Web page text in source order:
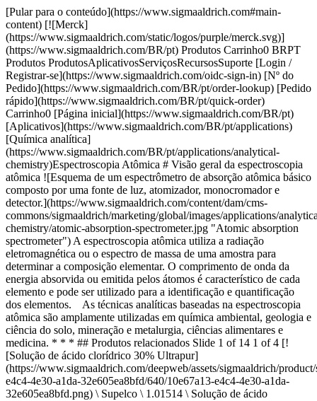
[Pular para o conteúdo](https://www.sigmaaldrich.com#main-content) [![Merck](https://www.sigmaaldrich.com/static/logos/purple/merck.svg)](https://www.sigmaaldrich.com/BR/pt) Produtos Carrinho0 BRPT Produtos ProdutosAplicativosServiçosRecursosSuporte [Login / Registrar-se](https://www.sigmaaldrich.com/oidc-sign-in) [Nº do Pedido](https://www.sigmaaldrich.com/BR/pt/order-lookup) [Pedido rápido](https://www.sigmaaldrich.com/BR/pt/quick-order) Carrinho0 [Página inicial](https://www.sigmaaldrich.com/BR/pt)[Aplicativos](https://www.sigmaaldrich.com/BR/pt/applications)[Química analítica](https://www.sigmaaldrich.com/BR/pt/applications/analytical-chemistry)Espectroscopia Atômica # Visão geral da espectroscopia atômica ![Esquema de um espectrômetro de absorção atômica básico composto por uma fonte de luz, atomizador, monocromador e detector.](https://www.sigmaaldrich.com/content/dam/cms-commons/sigmaaldrich/marketing/global/images/applications/analytical-chemistry/atomic-absorption-spectrometer.jpg "Atomic absorption spectrometer") A espectroscopia atômica utiliza a radiação eletromagnética ou o espectro de massa de uma amostra para determinar a composição elementar. O comprimento de onda da energia absorvida ou emitida pelos átomos é característico de cada elemento e pode ser utilizado para a identificação e quantificação dos elementos. As técnicas analíticas baseadas na espectroscopia atômica são amplamente utilizadas em química ambiental, geologia e ciência do solo, mineração e metalurgia, ciências alimentares e medicina. * * * ## Produtos relacionados Slide 1 of 14 1 of 4 [![Solução de ácido clorídrico 30% Ultrapur](https://www.sigmaaldrich.com/deepweb/assets/sigmaaldrich/product/structures/546/395/10e67a13-e4c4-4e30-a1da-32e605ea8bfd/640/10e67a13-e4c4-4e30-a1da-32e605ea8bfd.png) \ Supelco \ 1.01514 \ Solução de ácido clorídrico](https://www.sigmaaldrich.com/BR/pt/product/mm/101514) Visualização rápida [![Solução de ácido clorídrico 30% Suprapur®](https://www.sigmaaldrich.com/deepweb/assets/sigmaaldrich/product/structures/546/395/10e67a13-e4c4-4e30-a1da-32e605ea8bfd/640/10e67a13-e4c4-4e30-a1da-32e605ea8bfd.png) \ Supelco \ 1.00318 \ Solução de ácido clorídrico](https://www.sigmaaldrich.com/BR/pt/product/mm/100318) Visualização rápida [![Spectromelt® A 10 for X-ray fluorescence analysis, (di-lithium tetraborate)](https://www.sigmaaldrich.com/deepweb/assets/sigmaaldrich/product/images/320/735/6904be03-2dcc-4b51-ac2e-21fe2779d362/640/6904be03-2dcc-4b51-ac2e-21fe2779d362.jpg) \ Supelco \ 1.10783 \ Spectromelt® A 10](https://www.sigmaaldrich.com/BR/pt/product/mm/110783) Visualização rápida [![Spectromelt® C 10 for X-ray fluorescence analysis](https://www.sigmaaldrich.com/deepweb/assets/sigmaaldrich/product/images/241/150/a8d4cc4b-8336-4729-a4fc-c2595d7b6a9c/640/a8d4cc4b-8336-4729-a4fc-c2595d7b6a9c.jpg) \ Supelco \ 1.13990 \ Spectromelt® C 10](https://www.sigmaaldrich.com/BR/pt/product/mm/113990) Visualização rápida [![Spectromelt® C 15 MP](https://www.sigmaaldrich.com/deepweb/assets/sigmaaldrich/product/images/568/780/b489f28d-d7e3-49a9-bb85-cd8490276ce6/640/b489f28d-d7e3-49a9-bb85-cd8490276ce6.jpg) \ Supelco \ 1.17074 \ Spectromelt® C 15 MP](https://www.sigmaaldrich.com/BR/pt/product/mm/117074) Visualização rápida [![Cobalt ICP standard traceable to SRM from NIST Co(NO3)2 in HNO3 2-3% 1000 mg/l Co Certipur®](https://www.sigmaaldrich.com/deepweb/assets/sigmaaldrich/product/images/139/747/b0536d9e-779e-4299-93eb-bcb3ed005ae0/640/b0536d9e-779e-4299-93eb-bcb3ed005ae0.jpg) \ Supelco \ 1.70313 \ Cobalt ICP standard](https://www.sigmaaldrich.com/BR/pt/product/mm/170313) Visualização rápida [![Gold ICP standard traceable to SRM from NIST H(AuCl4) in HCl 7% 1000 mg/l Au Certipur®](https://www.sigmaaldrich.com/deepweb/assets/sigmaaldrich/product/images/326/970/62933cbe-b322-48ca-9e62-1b2936f7f60b/640/62933cbe-b322-48ca-9e62-1b2936f7f60b.jpg) \ Supelco \ 1.70321 \ Gold ICP standard](https://www.sigmaaldrich.com/BR/pt/product/mm/170321) Visualização rápida [![Solução padrão multi-elementos IV para ICP (23 elements in diluted nitric acid) 1000 mg/l: Ag, Al, B, Ba, Bi, Ca, Cd, Co, Cr, Cu, Fe, Ga, In, K, Li, Mg, Mn, Na, Ni, Pb, Sr, Tl, Zn Certipur®](https://www.sigmaaldrich.com/deepweb/assets/sigmaaldrich/product/images/199/164/3175bd47-0e39-467c-b850-bfc81dd332b0/640/3175bd47-0e39-467c-b850-bfc81dd332b0.jpg) \ Supelco \ 1.11355 \ Solução padrão multi-elementos IV para ICP](https://www.sigmaaldrich.com/BR/pt/product/mm/111355) Visualização rápida [![Ácido nítrico a 65% Suprapur®](https://www.sigmaaldrich.com/deepweb/assets/sigmaaldrich/product/structures/200/904/4b93f8df-ba36-47d1-9ab2-8dcf3e4d1ecb/640/4b93f8df-ba36-47d1-9ab2-8dcf3e4d1ecb.png) \ Supelco \ 1.00441 \ Ácido nítrico a 65%](https://www.sigmaaldrich.com/BR/pt/product/mm/100441) Visualização rápida [![Ácido nítrico a 60% Ultrapur](https://www.sigmaaldrich.com/deepweb/assets/sigmaaldrich/product/structures/200/904/4b93f8df-ba36-47d1-9ab2-8dcf3e4d1ecb/640/4b93f8df-ba36-47d1-9ab2-8dcf3e4d1ecb.png) \ Supelco \ 1.01518 \ Ácido nítrico a 60%](https://www.sigmaaldrich.com/BR/pt/product/mm/101518) Visualização rápida [![Peróxido de hidrogênio 30% Suprapur®](https://www.sigmaaldrich.com/deepweb/assets/sigmaaldrich/product/structures/265/851/c3680381-a60f-4424-82fd-6b1681321cb0/640/c3680381-a60f-4424-82fd-6b1681321cb0.png) \ Supelco \ 1.07298 \ Peróxido de hidrogênio 30%](https://www.sigmaaldrich.com/BR/pt/product/mm/107298) Visualização rápida [![Spectromelt® A 100 di-lithiumtetraborate, for X-ray fluorescence analysis](https://www.sigmaaldrich.com/deepweb/assets/sigmaaldrich/product/images/320/735/6904be03-2dcc-4b51-ac2e-21fe2779d362/640/6904be03-2dcc-4b51-ac2e-21fe2779d362.jpg) \ Supelco \ 1.12630 \ Spectromelt® A 100](https://www.sigmaaldrich.com/BR/pt/product/mm/112630) Visualização rápida [![Spectromelt® C 15 MP](https://www.sigmaaldrich.com/deepweb/assets/sigmaaldrich/product/images/568/780/b489f28d-d7e3-49a9-bb85-cd8490276ce6/640/b489f28d-d7e3-49a9-bb85-cd8490276ce6.jpg) \ Supelco \ 1.17074 \ Spectromelt® C 15 MP](https://www.sigmaaldrich.com/BR/pt/product/mm/117074) Visualização rápida [![Milli-Q® IQ Element water purification unit Produces high-quality Type 1 ultrapure water for trace elemental analysis](https://www.sigmaaldrich.com/deepweb/assets/sigmaaldrich/product/images/420/107/fbb5889e-4b31-48d5-8996-51b7a37495b5/640/fbb5889e-4b31-48d5-8996-51b7a37495b5.jpg) \ Milli-Q \ ZIQELEMT0 \ Milli-Q® IQ Element water purification unit](https://www.sigmaaldrich.com/BR/pt/product/mm/ziqelemt0) Visualização rápida * * * ## Categorias em destaque [![Coleção de itens relacionados a padrões de química analítica. Inclui um frasco com um rótulo amarelo e vários documentos. Um dos documentos é um documento de acreditação. Outro documento apresenta gráficos e texto impressos. O fundo é branco e sem características distintivas.](https://www.sigmaaldrich.com/content/dam/cms-commons/sigmaaldrich/marketing/global/images/categories/reference-materials/tracecert.jpg "Padrões inorgânicos TraceCERT® para AAS, ICP e IC")](https://www.sigmaaldrich.com/BR/pt/products/analytical-chemistry/reference-materials/icp-and-aas-standards) [Normas ICP e AAS](https://www.sigmaaldrich.com/BR/pt/products/analytical-chemistry/reference-materials/icp-and-aas-standards) Aprimore a análise de traços inorgânicos com nossos padrões AAS e ICP certificados. Soluções rastreáveis pelo NIST disponíveis. [Produtos da loja](https://www.sigmaaldrich.com/BR/pt/products/analytical-chemistry/reference-materials/icp-and-aas-standards) [![Uma coleção diversificada de comprimidos e cápsulas farmacêuticas. Elas vêm em várias formas e cores, incluindo rosa, amarelo, branco, azul e vermelho. Algumas cápsulas são transparentes ou opacas, com extremidades de cores diferentes.](https://www.sigmaaldrich.com/content/dam/cms-commons/sigmaaldrich/marketing/global/images/categories/reference-materials/pills.jpg "Comprimidos")](https://www.sigmaaldrich.com/BR/pt/products/analytical-chemistry/reference-materials/inorganic-elemental-impurity-mix-standards) [Padrões de mistura de impurezas elementares inorgânicas](https://www.sigmaaldrich.com/BR/pt/products/analytical-chemistry/reference-materials/inorganic-elemental-impurity-mix-standards) Navegue pela nossa seleção de materiais de referência de misturas de impurezas elementares inorgânicas, de acordo com as diretrizes ICHQ3D, para seus testes baseados em ICP ou AAS de produtos farmacêuticos em análises farmacêuticas. [Produtos da loja](https://www.sigmaaldrich.com/BR/pt/products/analytical-chemistry/reference-materials/inorganic-elemental-impurity-mix-standards) [![Duas garrafas de produtos químicos de laboratório contra um fundo amarelo. A garrafa à esquerda é maior, com uma tampa vermelha e um rótulo que inclui símbolos de perigo. A garrafa menor à direita tem uma tampa preta e um rótulo branco e verde.](https://www.sigmaaldrich.com/content/dam/cms-commons/sigmaaldrich/marketing/global/images/categories/lab-chemicals/acids.jpg "Garrafas de ácidos")](https://www.sigmaaldrich.com/BR/pt/products/chemistry-and-biochemicals/lab-chemicals/acids) [Ácidos](https://www.sigmaaldrich.com/BR/pt/products/chemistry-and-biochemicals/lab-chemicals/acids) Descubra uma ampla gama de ácidos: Supelco® para análise, Sigma-Aldrich® para laboratórios, SAFC® para biofarmacêutica. Soluções personalizadas para necessidades variadas. [Produtos da loja](https://www.sigmaaldrich.com/BR/pt/products/chemistry-and-biochemicals/lab-chemicals/acids) [![Três sistemas de purificação de água de bancada Milli-Q®. Sistema de purificação de água ultrapura e pura Milli-Q® IQ 7003/05/10/15 - Sistema de purificação de água de laboratório tipo 1 e tipo 2 com unidades de produção e tanque, além de dispensadores de água pura e ultrapura. Da esquerda para a direita, os dois primeiros siste